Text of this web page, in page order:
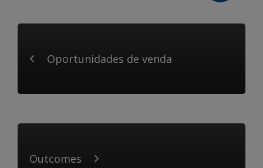
Oportunidades de venda
Outcomes